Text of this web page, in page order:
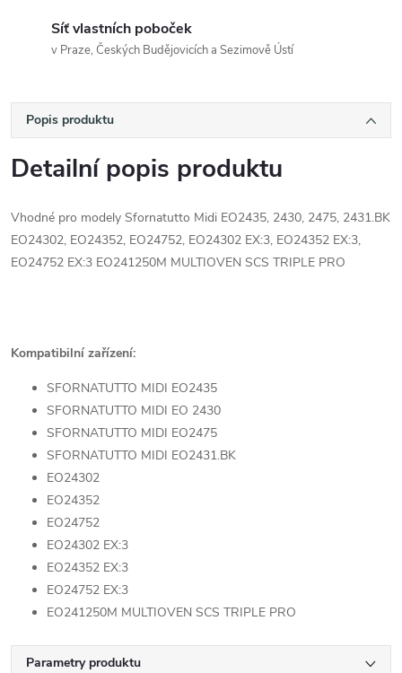
Síť vlastních poboček
v Praze, Českých Budějovicích a Sezimově Ústí
Popis produktu
Detailní popis produktu
Vhodné pro modely Sfornatutto Midi EO2435, 2430, 2475, 2431.BK
EO24302, EO24352, EO24752, EO24302 EX:3, EO24352 EX:3,
EO24752 EX:3 EO241250M MULTIOVEN SCS TRIPLE PRO
Kompatibilní zařízení:
SFORNATUTTO MIDI EO2435
SFORNATUTTO MIDI EO 2430
SFORNATUTTO MIDI EO2475
SFORNATUTTO MIDI EO2431.BK
EO24302
EO24352
EO24752
EO24302 EX:3
EO24352 EX:3
EO24752 EX:3
EO241250M MULTIOVEN SCS TRIPLE PRO
Parametry produktu